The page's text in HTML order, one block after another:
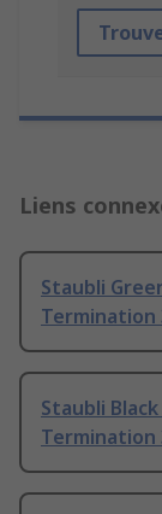
Liens
Staubli
Termination
Staubli
Termination